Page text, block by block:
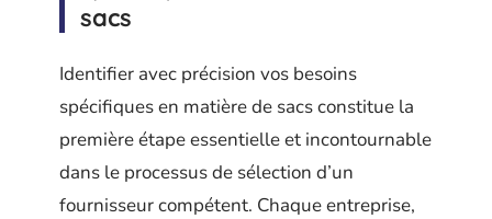
sacs
Identifier avec précision vos besoins
spécifiques en matière de sacs constitue la
première étape essentielle et incontournable
dans le processus de sélection d’un
fournisseur compétent. Chaque entreprise,